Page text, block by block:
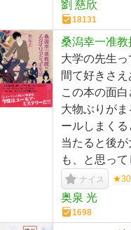
劉 慈欣
18131
桑潟幸一准
大学の先生
間て好きさえ
この本の面
大物ぶりが
ールしまく
当たると後
も、と思って
ナイス ★30
奥泉 光
1698